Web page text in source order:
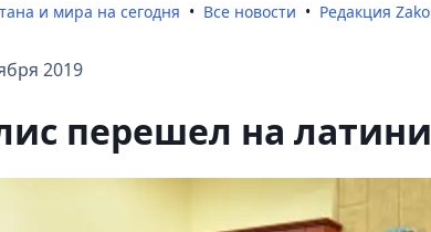
и мира на сегодня Все новости Редакция
2019
перешел на